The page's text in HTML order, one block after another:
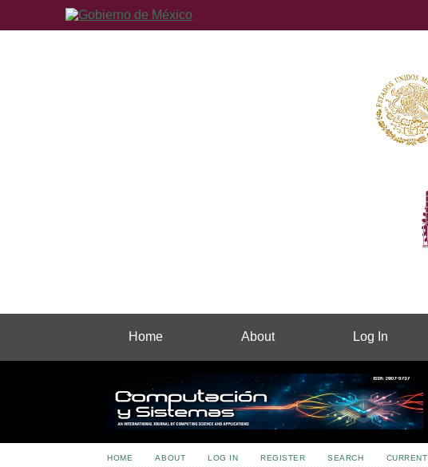
Home About Log In
HOME ABOUT LOG IN REGISTER SEARCH CURRENT